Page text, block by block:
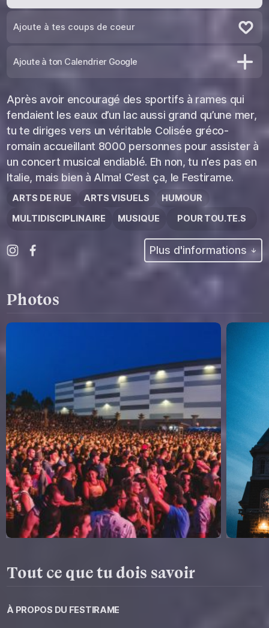
Ajoute à tes coups de coeur
Ajoute à ton Calendrier Google
Après avoir encouragé des sportifs à rames qui
fendaient les eaux d’un lac aussi grand qu’une mer,
tu te diriges vers un véritable Colisée gréco-
romain accueillant 8000 personnes pour assister à
un concert musical endiablé. Eh non, tu n’es pas en
Italie, mais bien à Alma! C’est ça, le Festirame.
ARTS DE RUE ARTS VISUELS
HUMOUR
MULTIDISCIPLINAIRE
MUSIQUE POUR TOU.TE.S
Plus d'informations
Photos
Tout ce que tu dois savoir
À PROPOS DU FESTIRAME